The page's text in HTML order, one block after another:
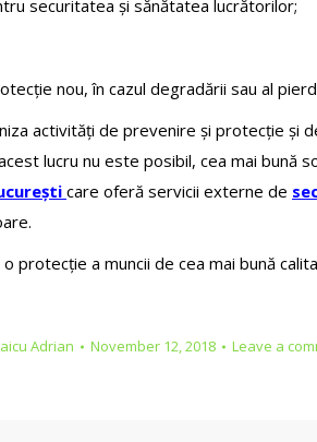
securitatea și sănătatea lucrătorilor;
nou, în cazul degradării sau al
activități de prevenire și protecție și
lucru nu este posibil, cea mai bună
care oferă servicii externe de
protecție a muncii de cea mai bună
Adrian November 12, 2018 Leave a